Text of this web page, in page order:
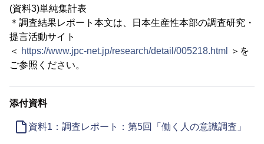
(資料3)単純集計表
＊調査結果レポート本文は、日本生産性本部の調査研究・
提言活動サイト
＜ https://www.jpc-net.jp/research/detail/005218.html
＞を
ご参照ください。
添付資料
資料1：調査レポート：第5回「働く人の意識調査」